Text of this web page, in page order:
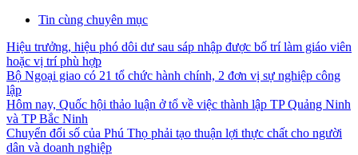
Tin cùng chuyên mục
Hiệu trưởng, hiệu phó dôi dư sau sáp nhập được bố trí làm giáo viên
hoặc vị trí phù hợp
Bộ Ngoại giao có 21 tổ chức hành chính, 2 đơn vị sự nghiệp công
lập
Hôm nay, Quốc hội thảo luận ở tổ về việc thành lập TP Quảng Ninh
và TP Bắc Ninh
Chuyển đổi số của Phú Thọ phải tạo thuận lợi thực chất cho người
dân và doanh nghiệp